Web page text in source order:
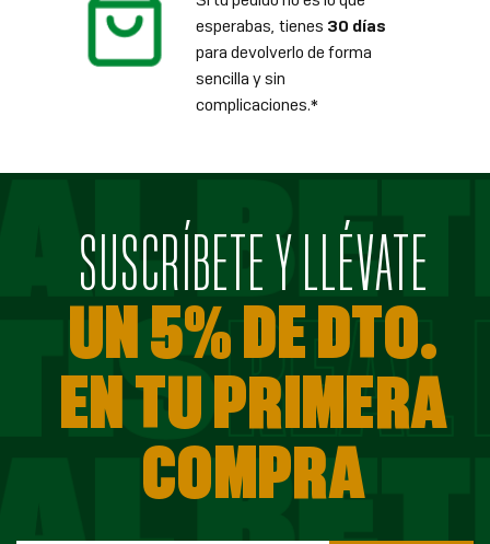
esperabas, tienes 30 días
para devolverlo de forma
sencilla y sin
complicaciones.*
SUSCRÍBETE Y LLÉVATE
UN 5% DE DTO.
EN TU PRIMERA
COMPRA